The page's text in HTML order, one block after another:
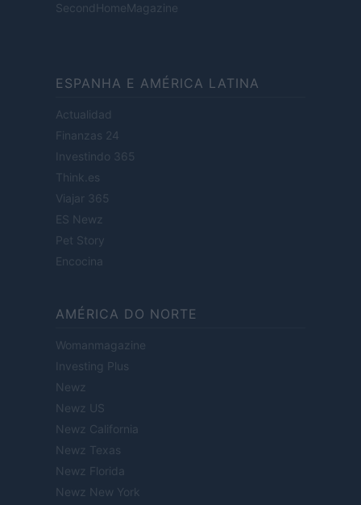
SecondHomeMagazine
ESPANHA E AMÉRICA LATINA
Actualidad
Finanzas 24
Investindo 365
Think.es
Viajar 365
ES Newz
Pet Story
Encocina
AMÉRICA DO NORTE
Womanmagazine
Investing Plus
Newz
Newz US
Newz California
Newz Texas
Newz Florida
Newz New York